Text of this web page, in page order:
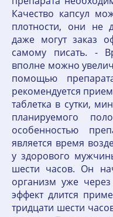
Качество капсул
плотности, они не
даже могут заказ
самому писать. -
вполне можно
помощью
рекомендуется
таблетка в сутки,
планируемого
особенностью
является время
у здорового
шести часов. Он
организм уже
эффект длится
тридцати шести